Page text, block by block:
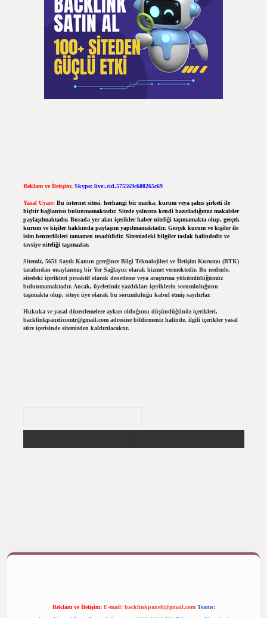
Reklam ve İletişim: Skype: live:.cid.575569c608265c69
Yasal Uyarı: Bu internet sitesi, herhangi bir marka, kurum veya şahıs şirketi ile
hiçbir bağlantısı bulunmamaktadır. Sitede yalnızca kendi hazırladığımız makaleler
paylaşılmaktadır. Burada yer alan içerikler haber niteliği taşımamakta olup, gerçek
kurum ve kişiler hakkında paylaşım yapılmamaktadır. Gerçek kurum ve kişiler ile
isim benzerlikleri tamamen tesadüfidir. Sitemizdeki bilgiler taslak halindedir ve
tavsiye niteliği taşımazlar.
Sitemiz, 5651 Sayılı Kanun gereğince Bilgi Teknolojileri ve İletişim Kurumu (BTK)
tarafından onaylanmış bir Yer Sağlayıcı olarak hizmet vermektedir. Bu nedenle,
sitedeki içerikleri proaktif olarak denetleme veya araştırma yükümlülüğümüz
bulunmamaktadır. Ancak, üyelerimiz yazdıkları içeriklerin sorumluluğunu
taşımakta olup, siteye üye olarak bu sorumluluğu kabul etmiş sayılırlar.
Hukuka ve yasal düzenlemelere aykırı olduğunu düşündüğünüz içerikleri,
backlinkpanelicomtr@gmail.comadresine bildirmeniz halinde, ilgili içerikler yasal
süre içerisinde sitemizden kaldırılacaktır.
Reklam ve İletişim: E-mail: backlinkpaneli@gmail.com Teams: